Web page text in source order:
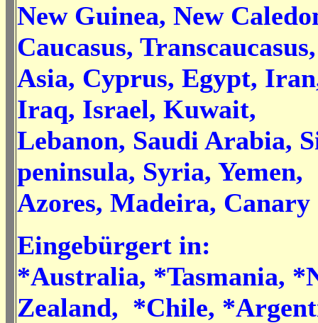
New Guinea, New
Caucasus,
Asia, Cyprus, Egypt,
Iraq, Israel, Kuwait,
Lebanon, Saudi Arabia,
peninsula, Syria, Yemen,
Azores, Madeira,
Eingebürgert in:
*Australia, *Tasmania,
Zealand, *Chile,